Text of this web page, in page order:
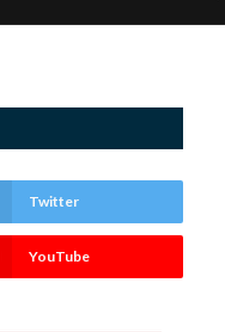
Twitter
YouTube